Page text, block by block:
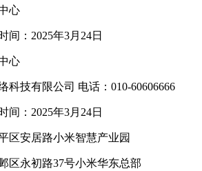
心
间：2025年3月24日
心
科技有限公司 电话：010-60606666
间：2025年3月24日
区安居路小米智慧产业园
区永初路37号小米华东总部